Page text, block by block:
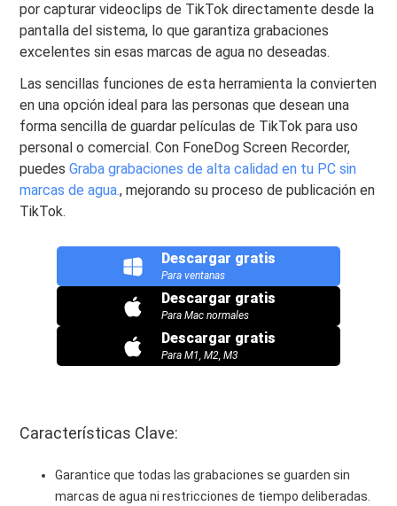
por capturar videoclips de TikTok directamente desde la
pantalla del sistema, lo que garantiza grabaciones
excelentes sin esas marcas de agua no deseadas.
Las sencillas funciones de esta herramienta la convierten
en una opción ideal para las personas que desean una
forma sencilla de guardar películas de TikTok para uso
personal o comercial. Con FoneDog Screen Recorder,
puedesGraba grabaciones de alta calidad en tu PC sin
marcas de agua., mejorando su proceso de publicación en
TikTok.
Descargar gratis
Para ventanas
Descargar gratis
Para Mac normales
Descargar gratis
Para M1, M2, M3
Características Clave:
Garantice que todas las grabaciones se guarden sin
marcas de agua ni restricciones de tiempo deliberadas.